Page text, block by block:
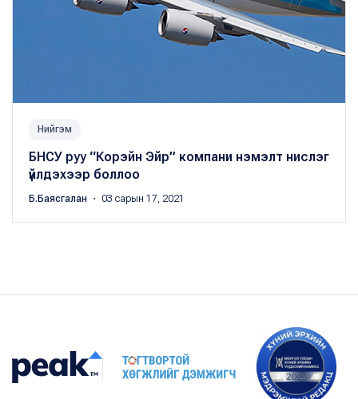
Нийгэм
БНСУ руу “Корэйн Эйр” компани нэмэлт нислэг
үйлдэхээр боллоо
Б.Баясгалан ・ 03 сарын 17, 2021